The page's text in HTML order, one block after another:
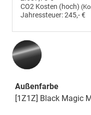
CO2 Kosten (hoch)
Jahressteuer:245,- €
Außenfarbe
[1Z1Z] Black Magic